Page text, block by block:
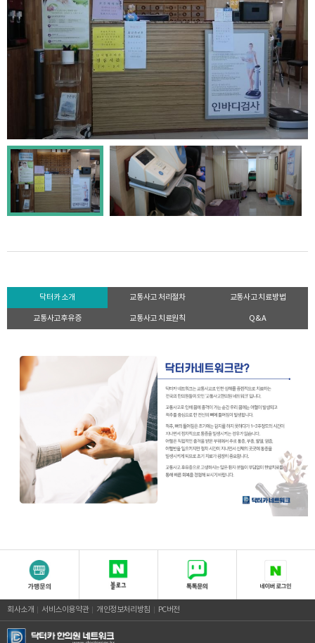
닥터카 소개 교통사고 처리절차 교통사고 치료방법
교통사고후유증 교통사고 치료원칙 Q&A
회사소개 서비스이용약관 개인정보처리방침 PC버전